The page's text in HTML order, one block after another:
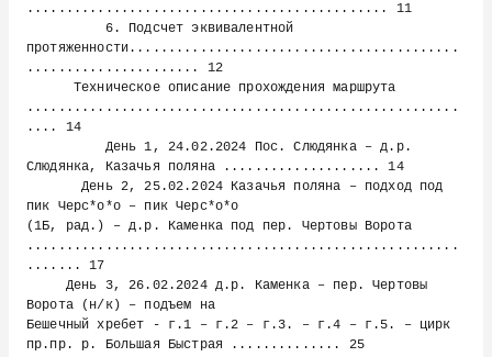
.............................................. 11
протяженности..........................................
...................... 12
.......................................................
.... 14
Слюдянка, Казачья поляна .................... 14
       День 2, 25.02.2024 Казачья поляна – подход под
пик Черс*о*о – пик Черс*о*о
(1Б, рад.) – д.р. Каменка под пер. Чертовы Ворота
.......................................................
....... 17
Ворота (н/к) – подъем на
Бешечный хребет - г.1 – г.2 – г.3. – г.4 – г.5. – цирк
пр.пр. р. Большая Быстрая .............. 25